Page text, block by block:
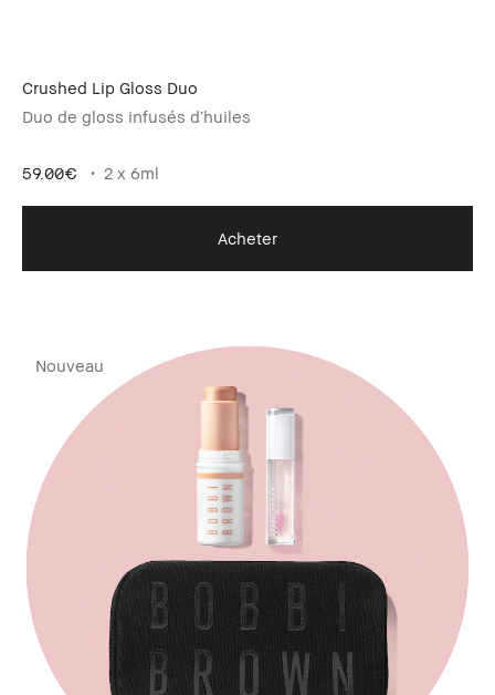
Crushed Lip Gloss Duo
Duo de gloss infusés d’huiles
59.00€ 2 x 6ml
Acheter
Nouveau